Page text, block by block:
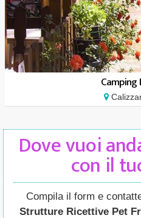
Dove vuoi
con il
Compila il form e
Strutture Ricettive Pet